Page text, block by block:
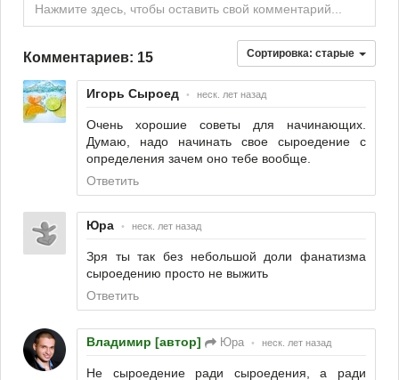
Нажмите здесь, чтобы оставить свой комментарий...
Комментариев: 15 Сортировка: старые
Игорь Сыроед • неск. лет назад
Очень хорошие советы для начинающих.
Думаю, надо начинать свое сыроедение с
определения зачем оно тебе вообще.
Ответить
Юра • неск. лет назад
Зря ты так без небольшой доли фанатизма
сыроедению просто не выжить
Ответить
Владимир [автор] Юра • неск. лет назад
Не сыроедение ради сыроедения, а ради